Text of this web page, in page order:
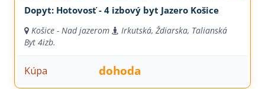
Dopyt: Hotovosť - 4 izbový byt Jazero Košice
Košice - Nad jazerom
Irkutská, Ždiarska, Talianská
Byt 4izb.
Kúpa dohoda